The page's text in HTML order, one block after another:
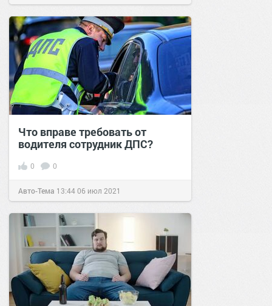
Что вправе требовать от
водителя сотрудник ДПС?
0 0
Авто-Тема 13:4406 июл 2021